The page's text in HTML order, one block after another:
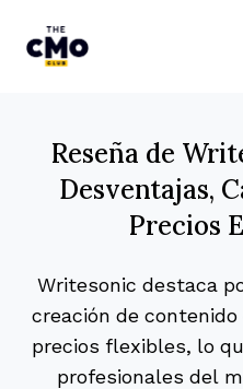
Reseña de
Desventajas,
Precios
Writesonic destaca
creación de
precios flexibles, lo
profesionales del